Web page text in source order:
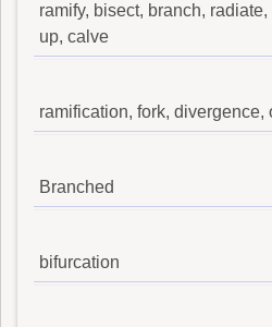
ramify, bisect, branch,
up, calve
ramification, fork, divergence,
Branched
bifurcation